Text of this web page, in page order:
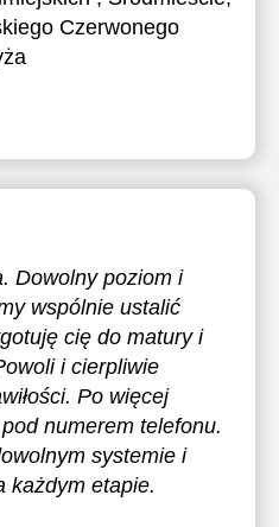
Czerwonego
Dowolny poziom i
wspólnie ustalić
cię do matury i
i cierpliwie
Po więcej
numerem telefonu.
systemie i
każdym etapie.